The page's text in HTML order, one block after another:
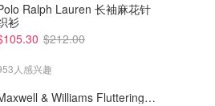
毛
$105.30
织衫
Ralph Lauren 长袖麻花针
衫
$212.00
人感兴趣
Maxwell & Williams Fluttering Meadow 12件餐具套装